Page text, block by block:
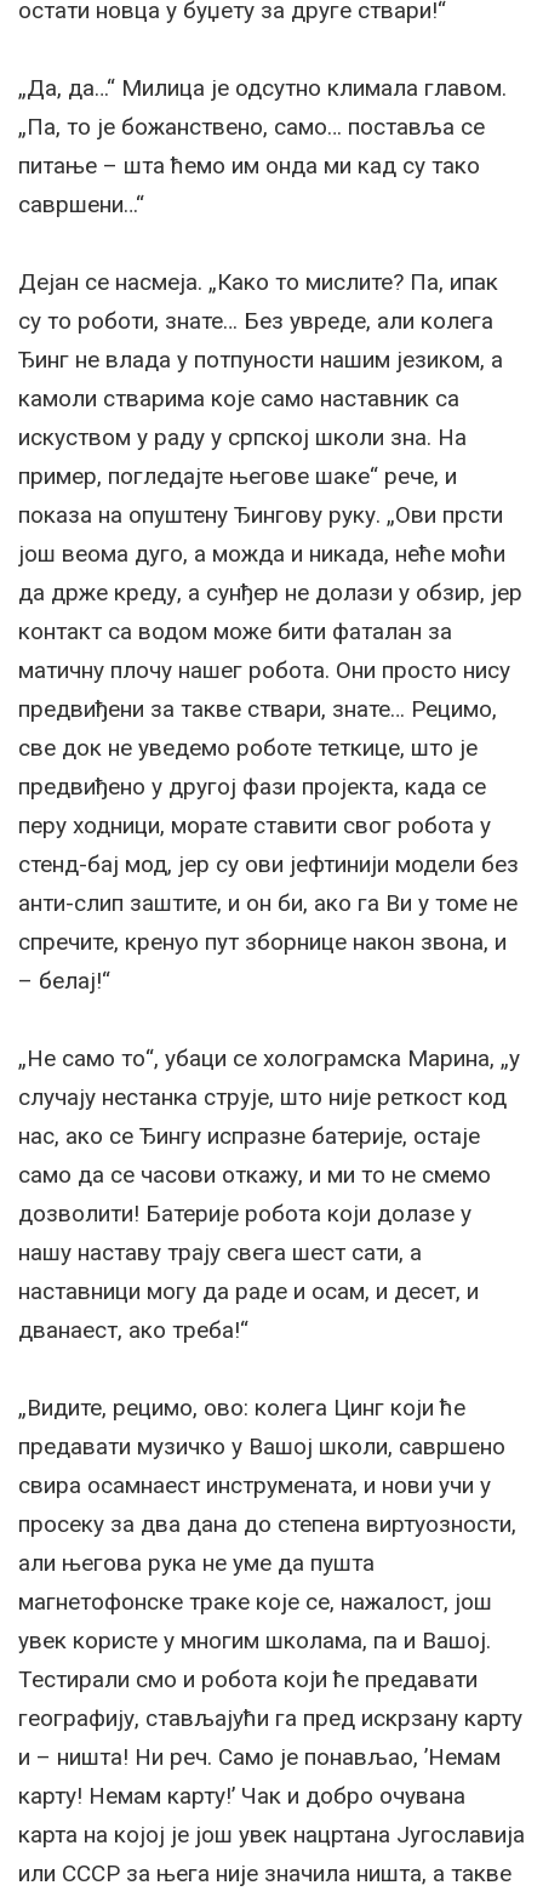
остати новца у буџету за друге ствари!“
„Да, да…“ Милица је одсутно климала главом.
„Па, то је божанствено, само… поставља се
питање – шта ћемо им онда ми кад су тако
савршени…“
Дејан се насмеја. „Како то мислите? Па, ипак
су то роботи, знате… Без увреде, али колега
Ђинг не влада у потпуности нашим језиком, а
камоли стварима које само наставник са
искуством у раду у српској школи зна. На
пример, погледајте његове шаке“ рече, и
показа на опуштену Ђингову руку. „Ови прсти
још веома дуго, а можда и никада, неће моћи
да држе креду, а сунђер не долази у обзир, јер
контакт са водом може бити фаталан за
матичну плочу нашег робота. Они просто нису
предвиђени за такве ствари, знате… Рецимо,
све док не уведемо роботе теткице, што је
предвиђено у другој фази пројекта, када се
перу ходници, морате ставити свог робота у
стенд-бај мод, јер су ови јефтинији модели без
анти-слип заштите, и он би, ако га Ви у томе не
спречите, кренуо пут зборнице након звона, и
– белај!“
„Не само то“, убаци се холограмска Марина, „у
случају нестанка струје, што није реткост код
нас, ако се Ђингу испразне батерије, остаје
само да се часови откажу, и ми то не смемо
дозволити! Батерије робота који долазе у
нашу наставу трају свега шест сати, а
наставници могу да раде и осам, и десет, и
дванаест, ако треба!“
„Видите, рецимо, ово: колега Цинг који ће
предавати музичко у Вашој школи, савршено
свира осамнаест инструмената, и нови учи у
просеку за два дана до степена виртуозности,
али његова рука не уме да пушта
магнетофонске траке које се, нажалост, још
увек користе у многим школама, па и Вашој.
Тестирали смо и робота који ће предавати
географију, стављајући га пред искрзану карту
и – ништа! Ни реч. Само је понављао, ’Немам
карту! Немам карту!’ Чак и добро очувана
карта на којој је још увек нацртана Југославија
или СССР за њега није значила ништа, а такве